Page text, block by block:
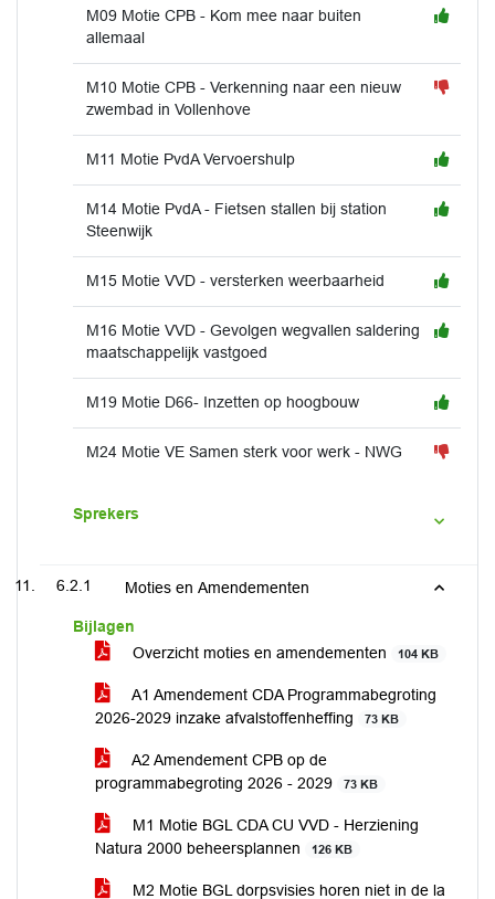
M09 Motie CPB - Kom mee naar buiten
allemaal
M10 Motie CPB - Verkenning naar een nieuw
zwembad in Vollenhove
M11 Motie PvdA Vervoershulp
M14 Motie PvdA - Fietsen stallen bij station
Steenwijk
M15 Motie VVD - versterken weerbaarheid
M16 Motie VVD - Gevolgen wegvallen saldering
maatschappelijk vastgoed
M19 Motie D66- Inzetten op hoogbouw
M24 Motie VE Samen sterk voor werk - NWG
Sprekers
6.2.1 Moties en Amendementen
Bijlagen
Overzicht moties en amendementen
104 KB
A1 Amendement CDA Programmabegroting
2026-2029 inzake afvalstoffenheffing
73 KB
A2 Amendement CPB op de
programmabegroting 2026 - 2029
73 KB
M1 Motie BGL CDA CU VVD - Herziening
Natura 2000 beheersplannen
126 KB
M2 Motie BGL dorpsvisies horen niet in de la